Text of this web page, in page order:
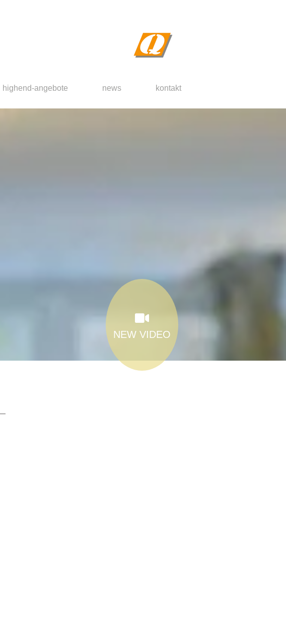
highend-angebote news kontakt
NEW VIDEO